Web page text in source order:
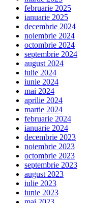
februarie 2025
ianuarie 2025
decembrie 2024
noiembrie 2024
octombrie 2024
septembrie 2024
august 2024
iulie 2024
iunie 2024
mai 2024
aprilie 2024
martie 2024
februarie 2024
ianuarie 2024
decembrie 2023
noiembrie 2023
octombrie 2023
septembrie 2023
august 2023
iulie 2023
iunie 2023